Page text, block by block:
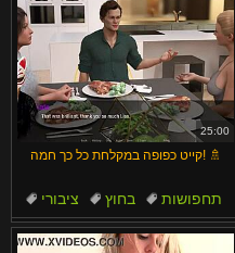
25:00
קייט כפופה במקלחת כל כך חמה! 🚿
ציבורי בחוץ
תחפושות
דוגי סטייל
מילפיות